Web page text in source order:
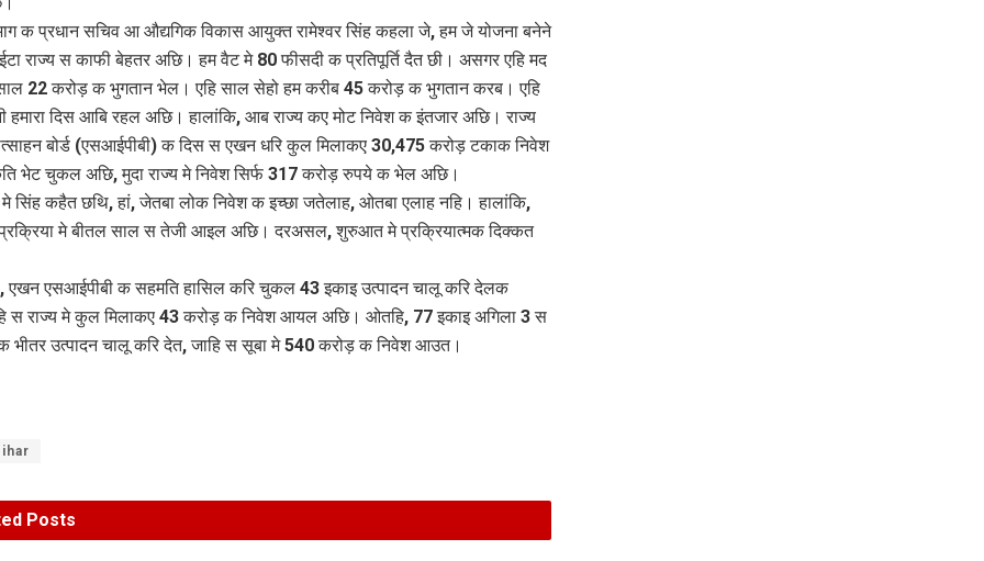
क प्रधान सचिव आ औद्यगिक विकास आयुक्त रामेश्वर सिंह कहला जे, हम जे योजना बनेने
राज्य स काफी बेहतर अछि। हम वैट मे 80 फीसदी क प्रतिपूर्ति दैत छी। असगर एहि मद
22 करोड़ क भुगतान भेल। एहि साल सेहो हम करीब 45 करोड़ क भुगतान करब। एहि
दिस आबि रहल अछि। हालांकि, आब राज्य कए मोट निवेश क इंतजार अछि। राज्य
बोर्ड (एसआईपीबी) क दिस स एखन धरि कुल मिलाकए 30,475 करोड़ टकाक निवेश
भेट चुकल अछि, मुदा राज्य मे निवेश सिर्फ 317 करोड़ रुपये क भेल अछि।
सिंह कहैत छथि, हां, जेतबा लोक निवेश क इच्छा जतेलाह, ओतबा एलाह नहि। हालांकि,
मे बीतल साल स तेजी आइल अछि। दरअसल, शुरुआत मे प्रक्रियात्मक दिक्कत
एसआईपीबी क सहमति हासिल करि चुकल 43 इकाइ उत्पादन चालू करि देलक
स राज्य मे कुल मिलाकए 43 करोड़ क निवेश आयल अछि। ओतहि, 77 इकाइ अगिला 3 स
भीतर उत्पादन चालू करि देत, जाहि स सूबा मे 540 करोड़ क निवेश आउत।
Posts